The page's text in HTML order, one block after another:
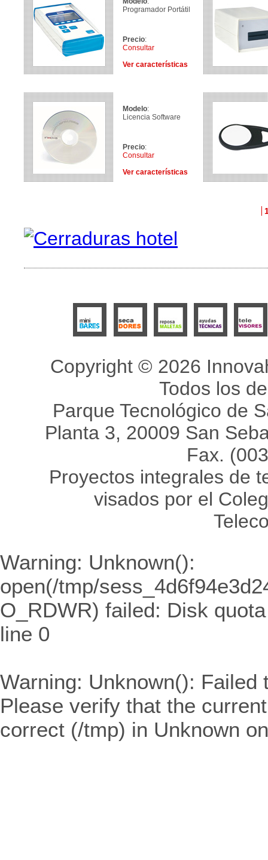
Programador Portátil
Precio:
Consultar
Ver características
Modelo:
Licencia Software
Precio:
Consultar
Ver características
Copyright © 2026
Todos los
Parque Tecnológico de
Planta 3, 20009 San
Fax.
Proyectos integrales de
visados por el
Warning: Unknown():
open(/tmp/
O_RDWR) failed: Disk
line 0
Warning: Unknown(): Failed
Please verify that the
correct (/tmp) in Unknown